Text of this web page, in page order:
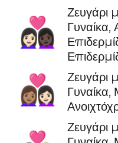
👩🏻‍❤️‍👩🏿
Ζευγάρι
Γυναίκα,
👩🏽‍❤️‍👩🏻
Ζευγάρι
Γυναίκα,
Ζευγάρι